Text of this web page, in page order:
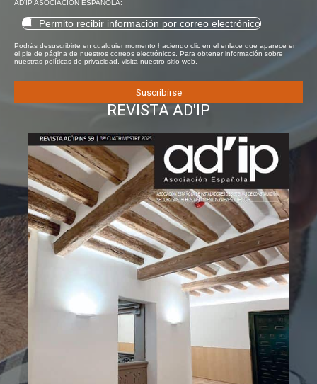
AD'IP ASOCIACIÓN ESPAÑOLA:
Permito recibir información por correo electrónico
Podrás desuscribirte en cualquier momento haciendo clic en el enlace que aparece en
el pie de página de nuestros correos electrónicos. Para obtener información sobre
nuestras políticas de privacidad, visita nuestro sitio web.
REVISTA AD'IP